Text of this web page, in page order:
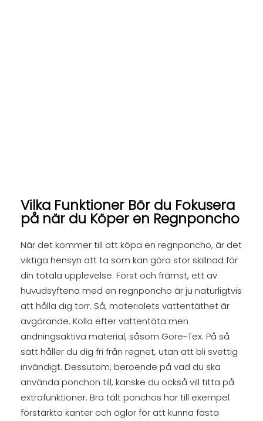
Vilka Funktioner Bör du Fokusera
på när du Köper en Regnponcho
När det kommer till att köpa en regnponcho, är det
viktiga hensyn att ta som kan göra stor skillnad för
din totala upplevelse. Först och främst, ett av
huvudsyftena med en regnponcho är ju naturligtvis
att hålla dig torr. Så, materialets vattentäthet är
avgörande. Kolla efter vattentäta men
andningsaktiva material, såsom Gore-Tex. På så
sätt håller du dig fri från regnet, utan att bli svettig
invändigt. Dessutom, beroende på vad du ska
använda ponchon till, kanske du också vill titta på
extrafunktioner. Bra tält ponchos har till exempel
förstärkta kanter och öglor för att kunna fästa